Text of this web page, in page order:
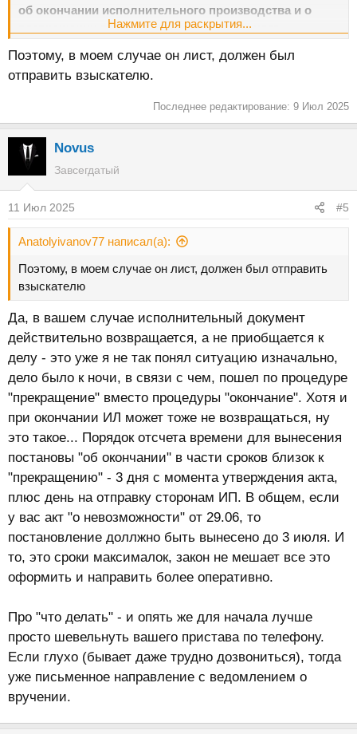
об окончании исполнительного производства и о
возвращении взыскателю исполнительного
невозможности взыскания по исполнительному
документу) в следующих случаях:
3) если невозможно установить местонахождение
наличии принадлежащих ему денежных средств и иных
ценностей, находящихся на счетах, во вкладах или на
хранении в банках или иных кредитных организациях, за
исключением случаев, когда настоящим Федеральным
закономпредусмотрен розыск должника или его
имущества;
4) если у должника отсутствует имущество, на которое
может быть обращено взыскание, и все принятые
меры по отысканию его имущества оказались
безрезультатными. Это условие считается соблюденным
также в случае, если по подлежащему исполнению
исполнительному документу на имеющиеся у должника
периодические доходы (их часть) не допускается
обращение взыскания, в том числе в связи с
соблюдением требования о сохранении заработной
платы и иных доходов должника-гражданина ежемесячно
в размере прожиточного минимума или в размере,
превышающем прожиточный минимум, в соответствии с
настоящим Федеральным законом
***
2. В случаях, предусмотренных пунктами 2-7 части 1
настоящей статьи, судебный пристав-исполнитель также
составляет акто наличии обстоятельств, в соответствии
с которыми взыскание по исполнительному документу
утверждается старшим судебным приставом или его
заместителем.
Нажмите для раскрытия...
Поэтому, в моем случае он лист, должен был
отправить взыскателю.
Последнее редактирование: 9 Июл 2025
Novus
Завсегдатый
11 Июл 2025 #5
Anatolyivanov77 написал(а):
Поэтому, в моем случае он лист, должен был отправить
взыскателю
Да, в вашем случае исполнительный документ
действительно возвращается, а не приобщается к
делу - это уже я не так понял ситуацию изначально,
дело было к ночи, в связи с чем, пошел по процедуре
"прекращение" вместо процедуры "окончание". Хотя и
при окончании ИЛ может тоже не возвращаться, ну
это такое... Порядок отсчета времени для вынесения
постановы "об окончании" в части сроков близок к
"прекращению" - 3 дня с момента утверждения акта,
плюс день на отправку сторонам ИП. В общем, если
у вас акт "о невозможности" от 29.06, то
постановление доллжно быть вынесено до 3 июля. И
то, это сроки максималок, закон не мешает все это
оформить и направить более оперативно.
Про "что делать" - и опять же для начала лучше
просто шевельнуть вашего пристава по телефону.
Если глухо (бывает даже трудно дозвониться), тогда
уже письменное направление с ведомлением о
вручении.